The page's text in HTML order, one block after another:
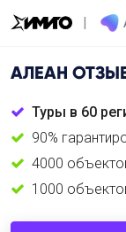
АЛЕАН
Туры в 60
90%
4000
1000